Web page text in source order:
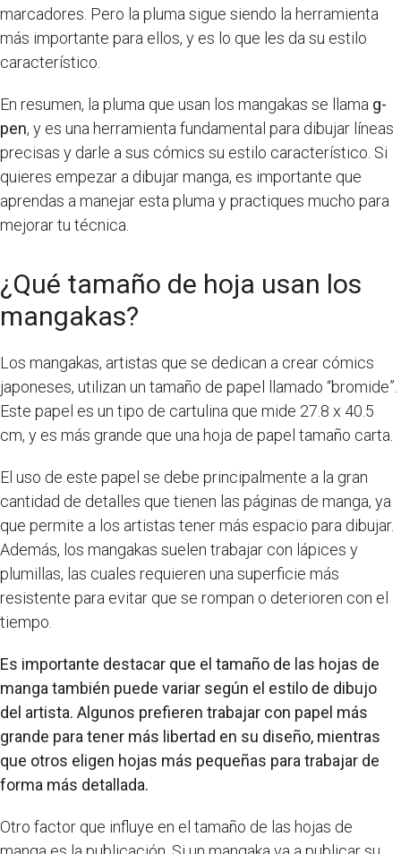
marcadores. Pero la pluma sigue siendo la herramienta
más importante para ellos, y es lo que les da su estilo
característico.
En resumen, la pluma que usan los mangakas se llama g-
pen, y es una herramienta fundamental para dibujar líneas
precisas y darle a sus cómics su estilo característico. Si
quieres empezar a dibujar manga, es importante que
aprendas a manejar esta pluma y practiques mucho para
mejorar tu técnica.
¿Qué tamaño de hoja usan los
mangakas?
Los mangakas, artistas que se dedican a crear cómics
japoneses, utilizan un tamaño de papel llamado “bromide”.
Este papel es un tipo de cartulina que mide 27.8 x 40.5
cm, y es más grande que una hoja de papel tamaño carta.
El uso de este papel se debe principalmente a la gran
cantidad de detalles que tienen las páginas de manga, ya
que permite a los artistas tener más espacio para dibujar.
Además, los mangakas suelen trabajar con lápices y
plumillas, las cuales requieren una superficie más
resistente para evitar que se rompan o deterioren con el
tiempo.
Es importante destacar que el tamaño de las hojas de
manga también puede variar según el estilo de dibujo
del artista. Algunos prefieren trabajar con papel más
grande para tener más libertad en su diseño, mientras
que otros eligen hojas más pequeñas para trabajar de
forma más detallada.
Otro factor que influye en el tamaño de las hojas de